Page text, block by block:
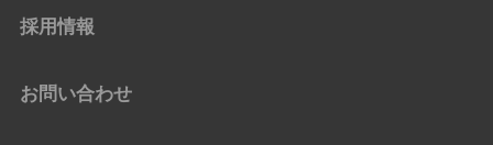
採用情報
お問い合わせ